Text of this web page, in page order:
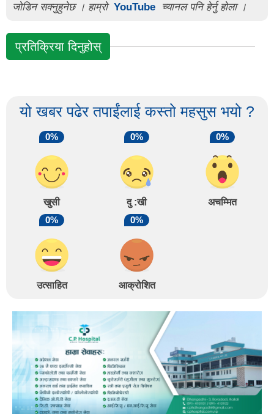
जोडिन सक्नुहुनेछ । हाम्रो YouTube च्यानल पनि हेर्नु होला ।
प्रतिक्रिया दिनुहोस्
यो खबर पढेर तपाईंलाई कस्तो महसुस भयो ?
0%
खुसी
0%
दु :खी
0%
अचम्मित
0%
उत्साहित
0%
आक्रोशित